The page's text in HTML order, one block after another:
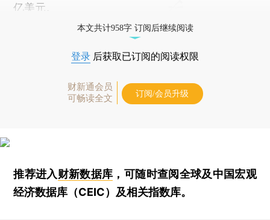
亿美元。
本文共计958字 订阅后继续阅读
登录 后获取已订阅的阅读权限
财新通会员
可畅读全文
订阅/会员升级
推荐进入财新数据库 ，可随时查阅全球及中国宏观
经济数据库（CEIC）及相关指数库。